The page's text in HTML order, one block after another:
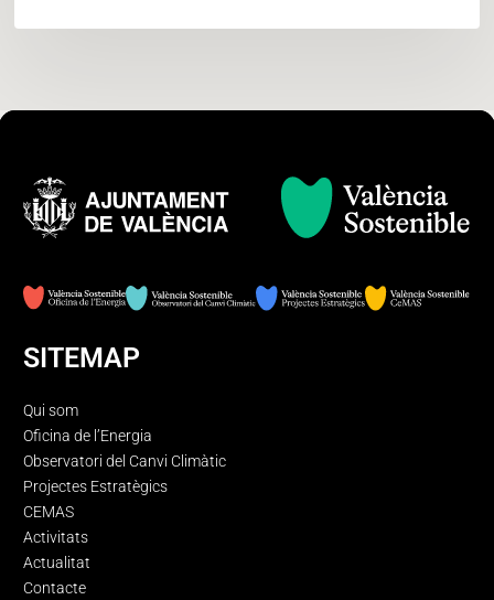
SITEMAP
Qui som
Oficina de l’Energia
Observatori del Canvi Climàtic
Projectes Estratègics
CEMAS
Activitats
Actualitat
Contacte